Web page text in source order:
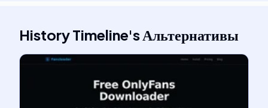
History Timeline'sАльтернативы